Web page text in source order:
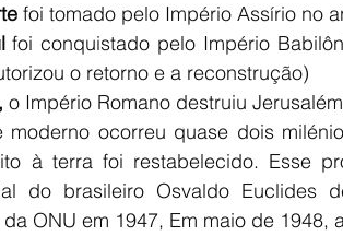
foi tomado pelo Império Assírio no
foi conquistado pelo Império
o retorno e a reconstrução)
o Império Romano destruiu
moderno ocorreu quase dois
à terra foi restabelecido. Esse
do brasileiro Osvaldo Euclides
ONU em 1947, Em maio de